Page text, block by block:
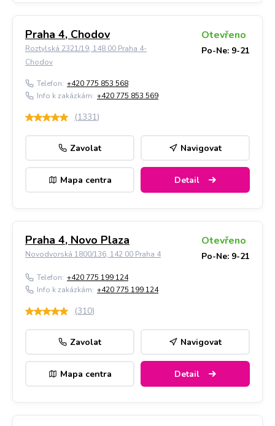
Praha 4, Chodov
Roztylská 2321/19, 148 00 Praha 4-
Chodov
Otevřeno
Po-Ne: 9-21
Telefon: +420 775 853 568
Info k zakázkám: +420 775 853 569
(1331)
Zavolat Navigovat
Mapa centra Detail
Praha 4, Novo Plaza
Novodvorská 1800/136, 142 00 Praha 4
Otevřeno
Po-Ne: 9-21
Telefon: +420 775 199 124
Info k zakázkám: +420 775 199 124
(310)
Zavolat Navigovat
Mapa centra Detail